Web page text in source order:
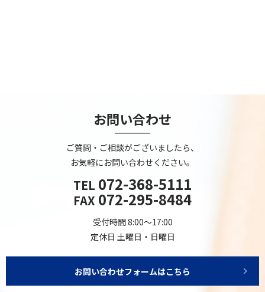
お問い合わせ
ご質問・ご相談がございましたら、
お気軽にお問い合わせください。
TEL 072-368-5111
FAX 072-295-8484
受付時間 8:00～17:00
定休日 土曜日・日曜日
お問い合わせフォームはこちら